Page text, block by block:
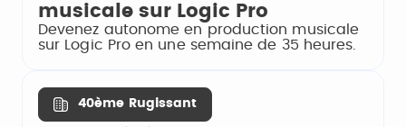
musicale sur Logic Pro
Devenez autonome en production musicale
sur Logic Pro en une semaine de 35 heures.
40ème Rugissant